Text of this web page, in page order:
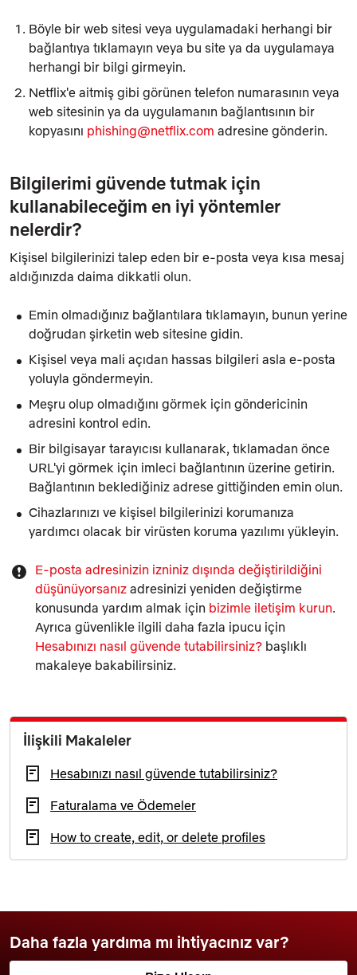
Böyle bir web sitesi veya uygulamadaki herhangi bir
bağlantıya tıklamayın veya bu site ya da uygulamaya
herhangi bir bilgi girmeyin.
Netflix'e aitmiş gibi görünen telefon numarasının veya
web sitesinin ya da uygulamanın bağlantısının bir
kopyasını phishing@netflix.com adresine gönderin.
Bilgilerimi güvende tutmak için
kullanabileceğim en iyi yöntemler
nelerdir?
Kişisel bilgilerinizi talep eden bir e-posta veya kısa mesaj
aldığınızda daima dikkatli olun.
Emin olmadığınız bağlantılara tıklamayın, bunun yerine
doğrudan şirketin web sitesine gidin.
Kişisel veya mali açıdan hassas bilgileri asla e-posta
yoluyla göndermeyin.
Meşru olup olmadığını görmek için göndericinin
adresini kontrol edin.
Bir bilgisayar tarayıcısı kullanarak, tıklamadan önce
URL'yi görmek için imleci bağlantının üzerine getirin.
Bağlantının beklediğiniz adrese gittiğinden emin olun.
Cihazlarınızı ve kişisel bilgilerinizi korumanıza
yardımcı olacak bir virüsten koruma yazılımı yükleyin.
E-posta adresinizin izniniz dışında değiştirildiğini
düşünüyorsanız adresinizi yeniden değiştirme
konusunda yardım almak için bizimle iletişim kurun.
Ayrıca güvenlikle ilgili daha fazla ipucu için
Hesabınızı nasıl güvende tutabilirsiniz? başlıklı
makaleye bakabilirsiniz.
İlişkili Makaleler
Hesabınızı nasıl güvende tutabilirsiniz?
Faturalama ve Ödemeler
How to create, edit, or delete profiles
Daha fazla yardıma mı ihtiyacınız var?